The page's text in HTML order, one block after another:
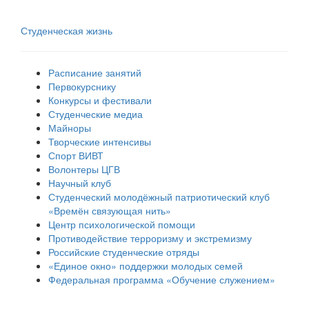
Студенческая жизнь
Расписание занятий
Первокурснику
Конкурсы и фестивали
Студенческие медиа
Майноры
Творческие интенсивы
Спорт ВИВТ
Волонтеры ЦГВ
Научный клуб
Студенческий молодёжный патриотический клуб
«Времён связующая нить»
Центр психологической помощи
Противодействие терроризму и экстремизму
Российские cтуденческие отряды
«Единое окно» поддержки молодых семей
Федеральная программа «Обучение служением»